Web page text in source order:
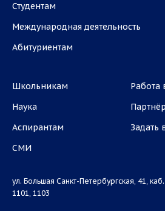
Студентам
Международная деятельность
Абитуриентам
Школьникам
Наука
Аспирантам
СМИ
Работа
Задать
ул. Большая Санкт-Петербургская, 41, каб.
1101, 1103